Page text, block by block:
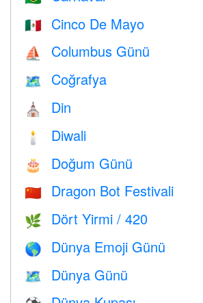
🇲🇽 Cinco De Mayo
⛵️ Columbus Günü
🗺 Coğrafya
⛪️ Din
🕯 Diwali
🎂 Doğum Günü
🇨🇳 Dragon Bot Festivali
🌿 Dört Yirmi / 420
🌎 Dünya Emoji Günü
🗺️ Dünya Günü